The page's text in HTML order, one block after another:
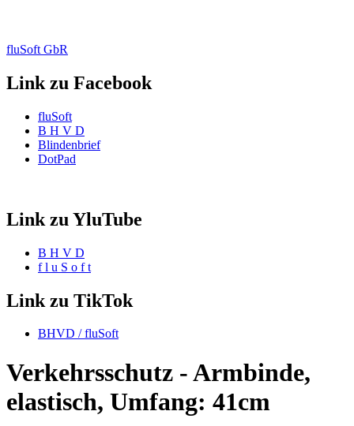
fluSoft GbR
Link zu Facebook
fluSoft
B H V D
Blindenbrief
DotPad
Link zu YluTube
B H V D
f l u S o f t
Link zu TikTok
BHVD / fluSoft
Verkehrsschutz - Armbinde,
elastisch, Umfang: 41cm